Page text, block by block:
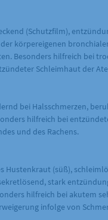
(Schutzfilm),
körpereigenen
Besonders hilfreich bei
Schleimhaut der
bei Halsschmerzen,
hilfreich bei
und des Rachens.
Hustenkraut (süß),
stark
hilfreich bei akutem
infolge von